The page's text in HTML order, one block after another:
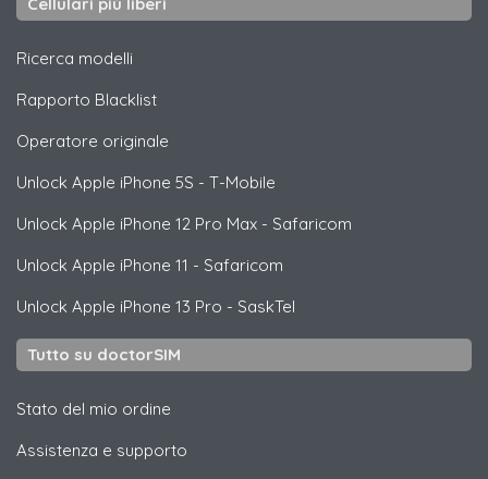
Ricerca modelli
Rapporto Blacklist
Operatore originale
Unlock Apple iPhone 5S - T-Mobile
Unlock Apple iPhone 12 Pro Max - Safaricom
Unlock Apple iPhone 11 - Safaricom
Unlock Apple iPhone 13 Pro - SaskTel
Tutto su doctorSIM
Stato del mio ordine
Assistenza e supporto